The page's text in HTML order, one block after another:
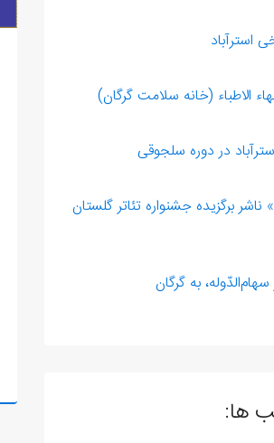
استرآباد
الاطباء (خانه سلامت گرگان)
در دوره سلجوقی
ناشر برگزیده جشنواره تئاتر گلستان
به گرگان
ها: